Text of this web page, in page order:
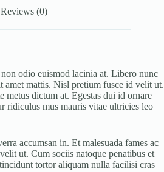
Reviews (0)
odio euismod lacinia at. Libero nunc
amet mattis. Nisl pretium fusce id velit ut.
metus dictum at. Egestas dui id ornare
ridiculus mus mauris vitae ultricies leo
accumsan in. Et malesuada fames ac
ut. Cum sociis natoque penatibus et
tortor aliquam nulla facilisi cras